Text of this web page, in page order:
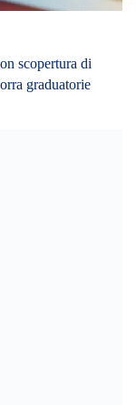
scopertura di
graduatorie